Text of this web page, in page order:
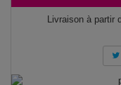
Livraison à partir